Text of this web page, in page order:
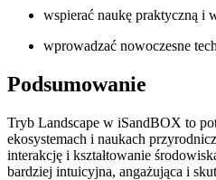
wspierać naukę praktyczną i
wprowadzać nowoczesne
Podsumowanie
Tryb Landscape w iSandBOX to
ekosystemach i naukach
interakcję i kształtowanie
bardziej intuicyjna, angażująca i